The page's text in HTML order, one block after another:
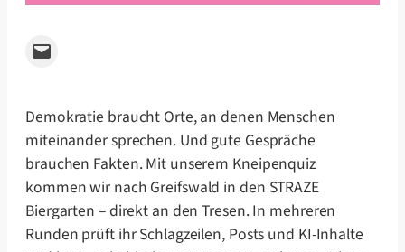
Email this Page
Demokratie braucht Orte, an denen Menschen
miteinander sprechen. Und gute Gespräche
brauchen Fakten. Mit unserem Kneipenquiz
kommen wir nach Greifswald in den STRAZE
Biergarten – direkt an den Tresen. In mehreren
Runden prüft ihr Schlagzeilen, Posts und KI-Inhalte